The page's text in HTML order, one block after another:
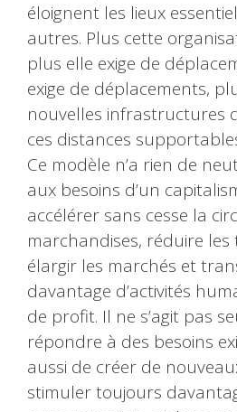
éloignent les lieux
autres. Plus cette
plus elle exige de
exige de déplacements,
nouvelles infrastructures
ces distances
Ce modèle n’a rien de
aux besoins d’un
accélérer sans cesse la
marchandises, réduire
élargir les marchés et
davantage d’activités
de profit. Il ne s’agit pas
répondre à des besoins
aussi de créer de
stimuler toujours